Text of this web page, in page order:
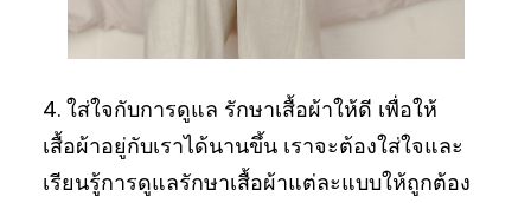
4. ใส่ใจกับการดูแล รักษาเสื้อผ้าให้ดี เพื่อให้
เสื้อผ้าอยู่กับเราได้นานขึ้น เราจะต้องใส่ใจและ
เรียนรู้การดูแลรักษาเสื้อผ้าแต่ละแบบให้ถูกต้อง